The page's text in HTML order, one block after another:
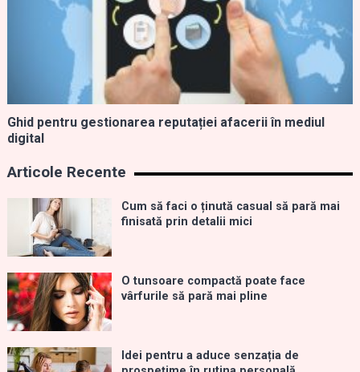
Ghid pentru gestionarea reputației afacerii în mediul
digital
Articole Recente
Cum să faci o ținută casual să pară mai
finisată prin detalii mici
O tunsoare compactă poate face
vârfurile să pară mai pline
Idei pentru a aduce senzația de